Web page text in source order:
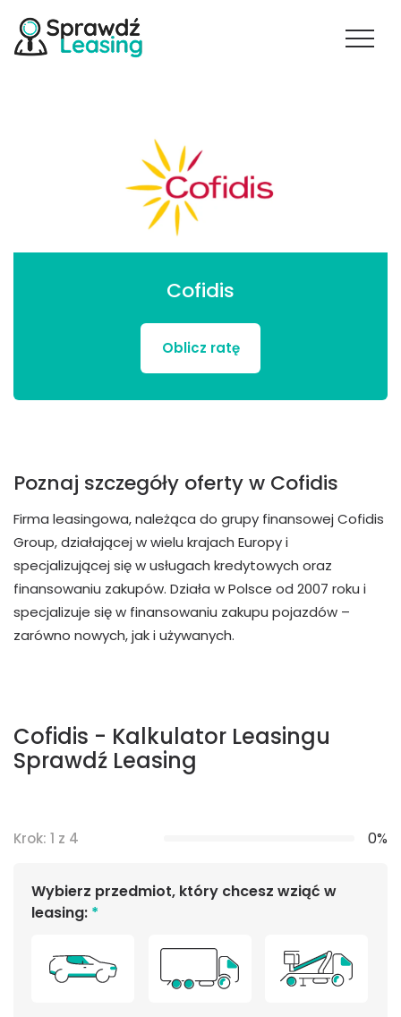
Cofidis
Oblicz ratę
Poznaj szczegóły oferty w Cofidis
Firma leasingowa, należąca do grupy finansowej Cofidis
Group, działającej w wielu krajach Europy i
specjalizującej się w usługach kredytowych oraz
finansowaniu zakupów. Działa w Polsce od 2007 roku i
specjalizuje się w finansowaniu zakupu pojazdów –
zarówno nowych, jak i używanych.
Cofidis - Kalkulator Leasingu
Sprawdź Leasing
Krok: 1 z 4 0%
Wybierz przedmiot, który chcesz wziąć w
leasing: *